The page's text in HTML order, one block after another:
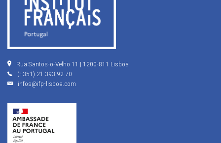
Rua Santos-o-Velho 11 | 1200-811 Lisboa
(+351) 21 393 92 70
infos@ifp-lisboa.com